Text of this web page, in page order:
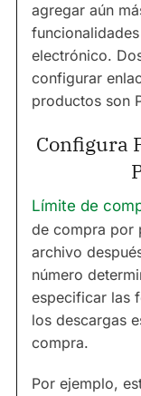
agregar aún
electrónico.
configurar
productos son
Configura
Límite de
de compra por
archivo
número
especificar las
los descargas
compra.
Por ejemplo,